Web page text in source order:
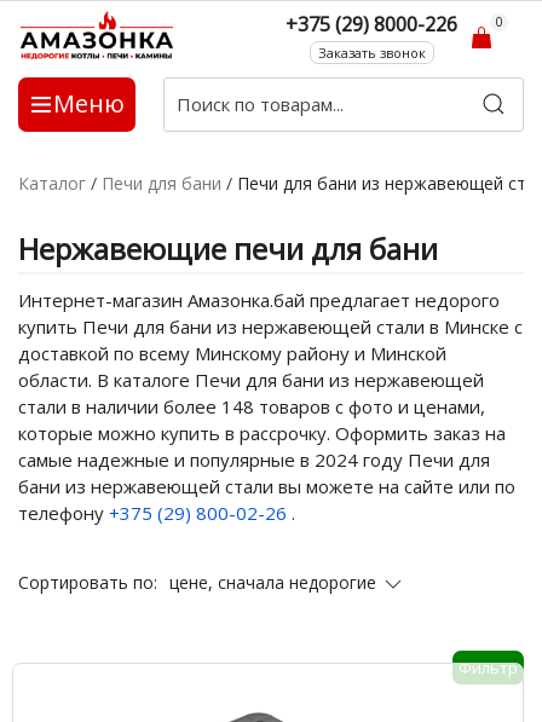
Меню
+375 (29) 8000-226
Заказать звонок
0
Каталог / Печи для бани / Печи для бани из нержавеющей
Нержавеющие печи для бани
Интернет-магазин Амазонка.бай предлагает недорого
купить Печи для бани из нержавеющей стали в Минске с
доставкой по всему Минскому району и Минской
области. В каталоге Печи для бани из нержавеющей
стали в наличии более 148 товаров с фото и ценами,
которые можно купить в рассрочку. Оформить заказ на
самые надежные и популярные в 2024 году Печи для
бани из нержавеющей стали вы можете на сайте или по
телефону +375 (29) 800-02-26 .
Сортировать по: цене, сначала недорогие
Фильтр